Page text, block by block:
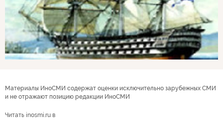
Материалы ИноСМИ содержат оценки исключительно зарубежных СМИ
и не отражают позицию редакции ИноСМИ
Читать inosmi.ru в